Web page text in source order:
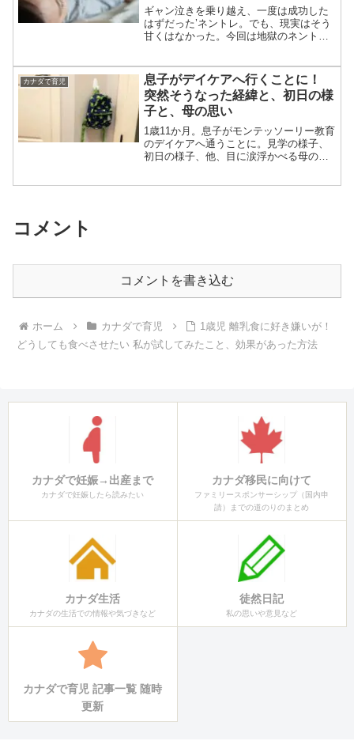
ギャン泣きを乗り越え、一度は成功した
はずだった’ネントレ。でも、現実はそう
甘くはなかった。今回は地獄のネントレ
カナダで育児
息子がデイケアへ行くことに！
突然そうなった経緯と、初日の様
子と、母の思い
1歳11か月。息子がモンテッソーリー教育
のデイケアへ通うことに。見学の様子、
初日の様子、他、目に涙浮かべる母の思
コメント
コメントを書き込む
ホーム カナダで育児
1歳児 離乳食に好き嫌いが！
どうしても食べさせたい 私が試してみたこと、効果があった方法
カナダで妊娠→出産まで
カナダで妊娠したら読みたい
カナダ移民に向けて
ファミリースポンサーシップ（国内申
請）までの道のりのまとめ
カナダ生活
カナダの生活での情報や気づきなど
徒然日記
私の思いや意見など
カナダで育児 記事一覧 随時
更新